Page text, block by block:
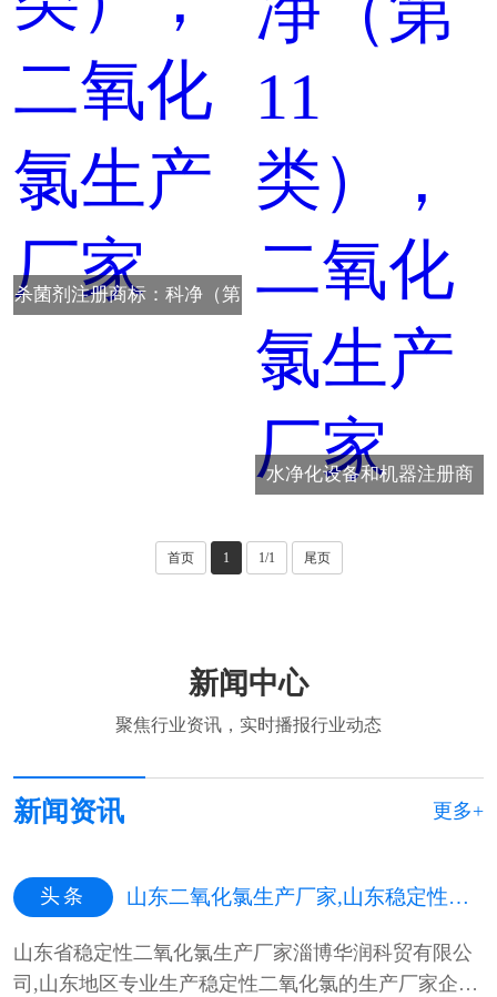
杀菌剂注册商标：科净（第
水净化设备和机器注册商
化氯生产厂家
首页 1 1/1 尾页
新闻中心
聚焦行业资讯，实时播报行业动态
新闻资讯 更多+
头条 山东二氧化氯生产厂家,山东稳定性二氧化氯生产厂家,山东二氧化氯杀菌剂生产厂家
山东省稳定性二氧化氯生产厂家淄博华润科贸有限公
司,山东地区专业生产稳定性二氧化氯的生产厂家企